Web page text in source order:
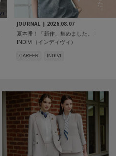
JOURNAL | 2026.08.07
夏本番！「新作」集めました。 |
INDIVI（インディヴィ）
CAREER INDIVI